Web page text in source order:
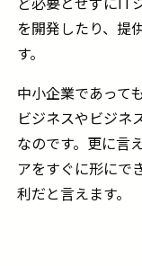
を開発したり、提
す。
中小企業であって
ビジネスやビジネ
なのです。更に言
アをすぐに形にで
利だと言えます。